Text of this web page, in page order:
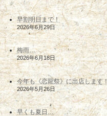
早割明日まで！
2026年6月29日
梅雨…
2026年6月18日
今年も《恋龍祭》に出店します！
2026年5月26日
早くも夏日…